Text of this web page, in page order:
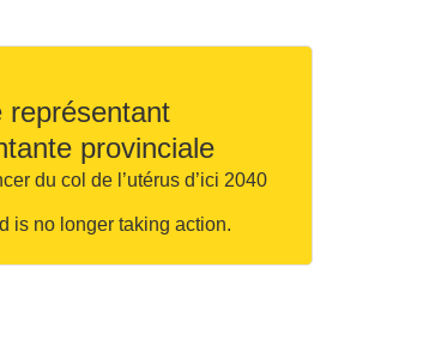
représentant
provinciale
du col de l’utérus d’ici 2040
is no longer taking action.